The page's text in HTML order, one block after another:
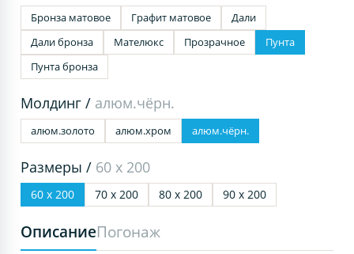
Бронза матовое Графит матовое
Дали
Дали бронза
Мателюкс Прозрачное
Пунта
Пунта бронза
Молдинг / алюм.чёрн.
алюм.золото алюм.хром алюм.чёрн.
Размеры / 60 х 200
60 х 200 70 х 200 80 х 200 90 х 200
ОписаниеПогонаж